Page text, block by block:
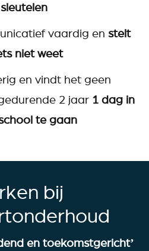
vaardig en stelt
niet weet
en vindt het geen
2 jaar1 dag in
te gaan
bij
en toekomstgericht’